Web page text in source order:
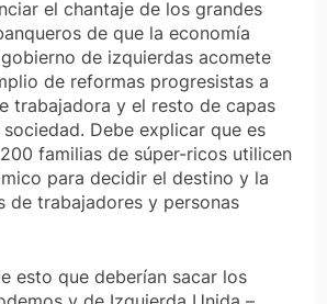
el chantaje de los grandes
de que la economía
de izquierdas acomete
de reformas progresistas a
trabajadora y el resto de capas
Debe explicar que es
familias de súper-ricos utilicen
para decidir el destino y la
de trabajadores y personas
esto que deberían sacar los